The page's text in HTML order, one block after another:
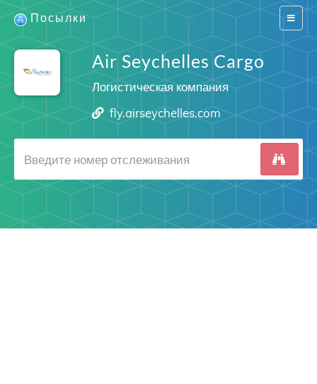
Switch
Посылки
Air Seychelles Cargo
Логистическая компания
fly.airseychelles.com